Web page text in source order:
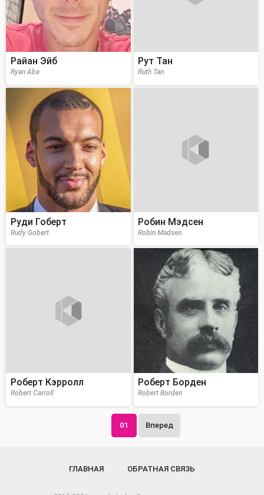
Райан Эйб
Ryan Abe
Рут Тан
Ruth Tan
Руди Гоберт
Rudy Gobert
Робин Мэдсен
Robin Madsen
Роберт Кэрролл
Robert Carroll
Роберт Борден
Robert Borden
01 Вперед
ГЛАВНАЯ ОБРАТНАЯ СВЯЗЬ